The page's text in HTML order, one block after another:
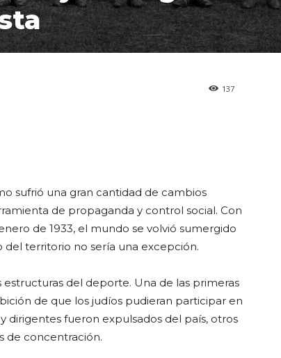
137
sufrió una gran cantidad de cambios
de propaganda y control social. Con
de 1933, el mundo se volvió sumergido
territorio no sería una excepción.
estructuras del deporte. Una de las primeras
de que los judíos pudieran participar en
dirigentes fueron expulsados del país, otros
de concentración.